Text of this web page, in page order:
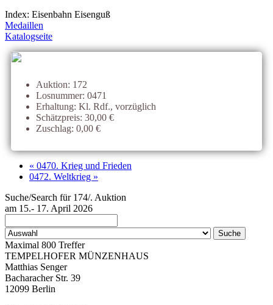
Index: Eisenbahn Eisenguß
Medaillen
Katalogseite
Auktion: 172
Losnummer: 0471
Erhaltung: Kl. Rdf., vorzüglich
Schätzpreis: 30,00 €
Zuschlag: 0,00 €
« 0470. Krieg und Frieden
0472. Weltkrieg »
Suche/Search für 174/. Auktion
am 15.- 17. April 2026
Maximal 800 Treffer
TEMPELHOFER MÜNZENHAUS
Matthias Senger
Bacharacher Str. 39
12099 Berlin